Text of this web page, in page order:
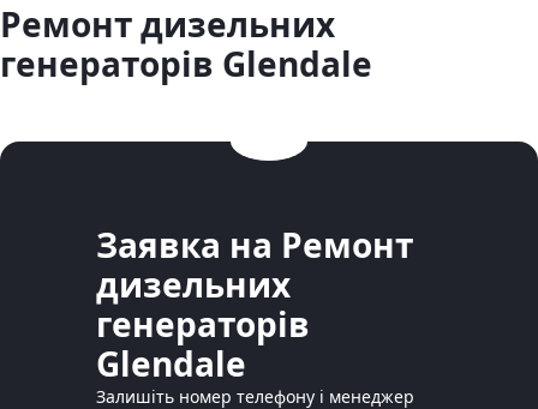
Ремонт дизельних
генераторів Glendale
Заявка на Ремонт
дизельних
генераторів
Glendale
Залишіть номер телефону і менеджер